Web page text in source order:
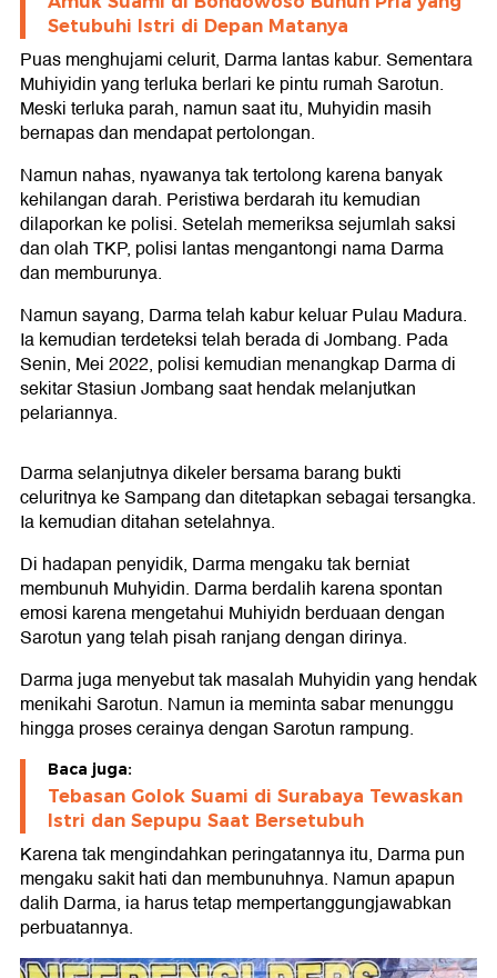
Setubuhi Istri di Depan Matanya
Puas menghujami celurit, Darma lantas kabur. Sementara
Muhiyidin yang terluka berlari ke pintu rumah Sarotun.
Meski terluka parah, namun saat itu, Muhyidin masih
bernapas dan mendapat pertolongan.
Namun nahas, nyawanya tak tertolong karena banyak
kehilangan darah. Peristiwa berdarah itu kemudian
dilaporkan ke polisi. Setelah memeriksa sejumlah saksi
dan olah TKP, polisi lantas mengantongi nama Darma
dan memburunya.
Namun sayang, Darma telah kabur keluar Pulau Madura.
Ia kemudian terdeteksi telah berada di Jombang. Pada
Senin, Mei 2022, polisi kemudian menangkap Darma di
sekitar Stasiun Jombang saat hendak melanjutkan
pelariannya.
Darma selanjutnya dikeler bersama barang bukti
celuritnya ke Sampang dan ditetapkan sebagai tersangka.
Ia kemudian ditahan setelahnya.
Di hadapan penyidik, Darma mengaku tak berniat
membunuh Muhyidin. Darma berdalih karena spontan
emosi karena mengetahui Muhiyidn berduaan dengan
Sarotun yang telah pisah ranjang dengan dirinya.
Darma juga menyebut tak masalah Muhyidin yang hendak
menikahi Sarotun. Namun ia meminta sabar menunggu
hingga proses cerainya dengan Sarotun rampung.
Baca juga:
Tebasan Golok Suami di Surabaya Tewaskan
Istri dan Sepupu Saat Bersetubuh
Karena tak mengindahkan peringatannya itu, Darma pun
mengaku sakit hati dan membunuhnya. Namun apapun
dalih Darma, ia harus tetap mempertanggungjawabkan
perbuatannya.